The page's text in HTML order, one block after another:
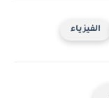
الفيزياء